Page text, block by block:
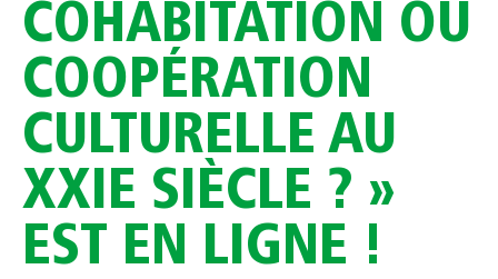
COHABITATION OU
COOPÉRATION
CULTURELLE AU
XXIE SIÈCLE ? »
EST EN LIGNE !